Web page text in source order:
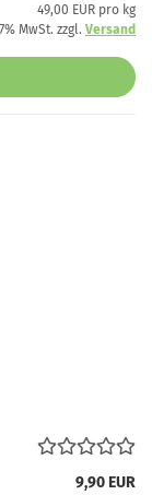
49,00 EUR pro kg
MwSt. zzgl. Versand
9,90 EUR